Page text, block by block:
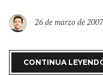
26 de marzo de 2007
CONTINUA